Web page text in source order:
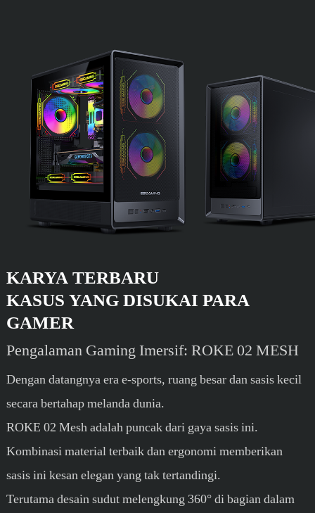
KARYA TERBARU
KASUS YANG DISUKAI PARA
GAMER
Pengalaman Gaming Imersif: ROKE 02 MESH
Dengan datangnya era e-sports, ruang besar dan sasis kecil
secara bertahap melanda dunia.
ROKE 02 Mesh adalah puncak dari gaya sasis ini.
Kombinasi material terbaik dan ergonomi memberikan
sasis ini kesan elegan yang tak tertandingi.
Terutama desain sudut melengkung 360° di bagian dalam